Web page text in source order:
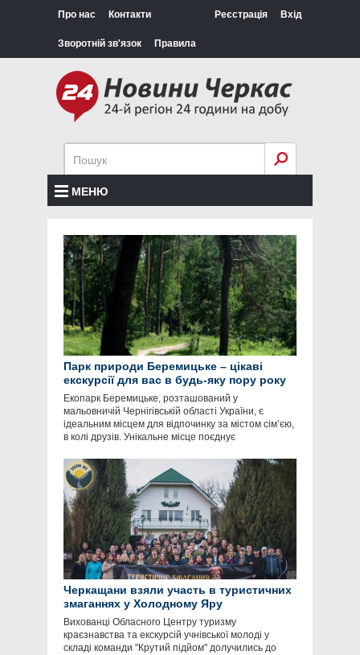
Про нас Контакти
Зворотній зв'язок Правила
Реєстрація Вхід
МЕНЮ
Парк природи Беремицьке – цікаві
екскурсії для вас в будь-яку пору року
Екопарк Беремицьке, розташований у
мальовничій Чернігівській області України, є
ідеальним місцем для відпочинку за містом сім’єю,
в колі друзів. Унікальне місце поєднує
Черкащани взяли участь в туристичних
змаганнях у Холодному Яру
Вихованці Обласного Центру туризму
краєзнавства та екскурсій учнівської молоді у
складі команди "Крутий підйом" долучились до